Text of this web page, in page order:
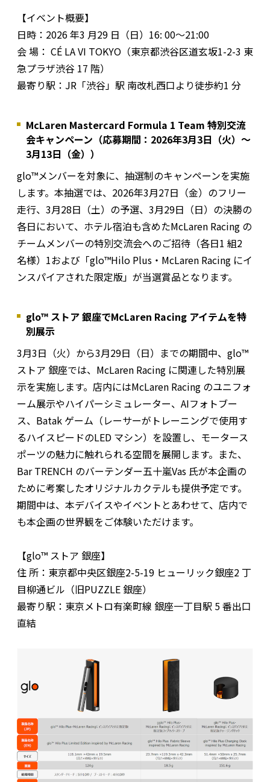
【イベント概要】
日時：2026 年3 月29 日（日）16: 00～21:00
会 場： CÉ LA VI TOKYO（東京都渋谷区道玄坂1-2-3 東
急プラザ渋谷 17 階）
最寄り駅：JR「渋谷」駅 南改札西口より徒歩約1 分
McLaren Mastercard Formula 1 Team 特別交流
会キャンペーン（応募期間：2026年3月3日（火）～
3月13日（金））
glo™メンバーを対象に、抽選制のキャンペーンを実施
します。本抽選では、2026年3月27日（金）のフリー
走行、3月28日（土）の予選、3月29日（日）の決勝の
各日において、ホテル宿泊も含めたMcLaren Racing の
チームメンバーの特別交流会へのご招待（各日1 組2
名様）1および「glo™Hilo Plus・McLaren Racing にイ
ンスパイアされた限定版」が当選賞品となります。
glo™ ストア 銀座でMcLaren Racing アイテムを特
別展示
3月3日（火）から3月29日（日）までの期間中、glo™
ストア 銀座では、McLaren Racing に関連した特別展
示を実施します。店内にはMcLaren Racing のユニフォ
ーム展示やハイパーシミュレーター、AIフォトブー
ス、Batak ゲーム（レーサーがトレーニングで使用す
るハイスピードのLED マシン）を設置し、モータース
ポーツの魅力に触れられる空間を展開します。また、
Bar TRENCH のバーテンダー五十嵐Vas 氏が本企画の
ために考案したオリジナルカクテルも提供予定です。
期間中は、本デバイスやイベントとあわせて、店内で
も本企画の世界観をご体験いただけます。
【glo™ ストア 銀座】
住 所：東京都中央区銀座2-5-19 ヒューリック銀座2 丁
目柳通ビル（旧PUZZLE 銀座）
最寄り駅：東京メトロ有楽町線 銀座一丁目駅 5 番出口
直結